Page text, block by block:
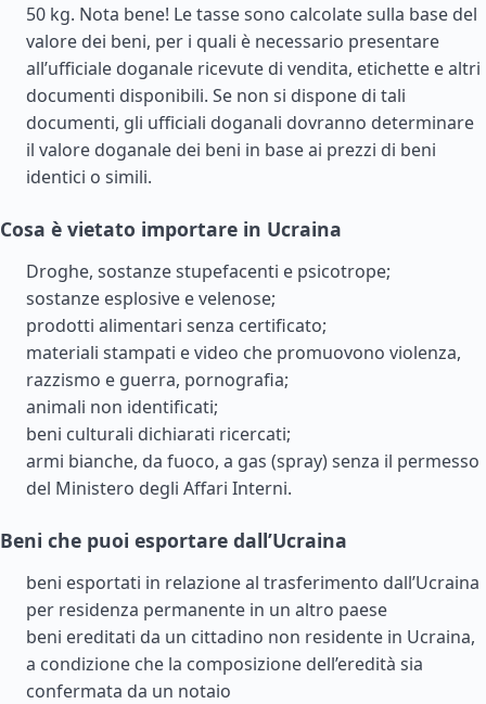
50 kg. Nota bene! Le tasse sono calcolate sulla base del
valore dei beni, per i quali è necessario presentare
all’ufficiale doganale ricevute di vendita, etichette e altri
documenti disponibili. Se non si dispone di tali
documenti, gli ufficiali doganali dovranno determinare
il valore doganale dei beni in base ai prezzi di beni
identici o simili.
Cosa è vietato importare in Ucraina
Droghe, sostanze stupefacenti e psicotrope;
sostanze esplosive e velenose;
prodotti alimentari senza certificato;
materiali stampati e video che promuovono violenza,
razzismo e guerra, pornografia;
animali non identificati;
beni culturali dichiarati ricercati;
armi bianche, da fuoco, a gas (spray) senza il permesso
del Ministero degli Affari Interni.
Beni che puoi esportare dall’Ucraina
beni esportati in relazione al trasferimento dall’Ucraina
per residenza permanente in un altro paese
beni ereditati da un cittadino non residente in Ucraina,
a condizione che la composizione dell’eredità sia
confermata da un notaio